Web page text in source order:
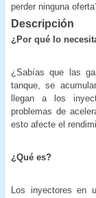
perder ninguna
Descripción
¿Por qué lo
¿Sabías que las
tanque, se
llegan a los
problemas de
esto afecte el
¿Qué es?
Los inyectores en